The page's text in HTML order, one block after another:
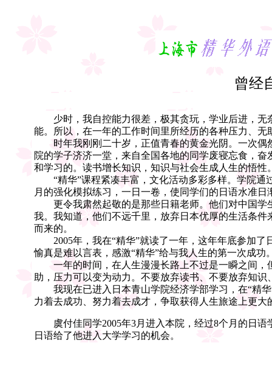
曾经
少时，我自控能力很差，极其贪玩，学业后进，无
能。所以，在一年的工作时间里所经历的各种压力、
时年我刚刚二十岁，正值青春的黄金光阴。一次偶
院的学子济济一堂，来自全国各地的同学废寝忘食，
和学习的。读书增长知识，知识与社会生成人生的悟
“精华”课程紧凑丰富，文化活动多彩多样。学院通
月的强化模拟练习，一日一卷，使同学们的日语水准
更令我肃然起敬的是那些日籍老师。他们对中国学
我。我知道，他们不远千里，放弃日本优厚的生活条
而来的。
2005年，我在“精华”就读了一年，这年年底参加了
愉真是难以言表，感激“精华”给与我人生的第一次成功
一年的时间，在人生漫漫长路上不过是一瞬之间，
助，压力可以变为动力。不要放弃读书、不要放弃知
我现在已进入日本青山学院经济学部学习，在“精华
力着去成功、努力着去成才，争取获得人生旅途上更大
虞付佳同学2005年3月进入本院，经过8个月的日语
日语给了他进入大学学习的机会。